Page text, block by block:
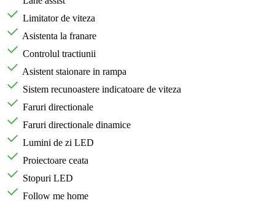
Limitator de viteza
Asistenta la franare
Controlul tractiunii
Asistent staionare in rampa
Sistem recunoastere indicatoare de viteza
Faruri directionale
Faruri directionale dinamice
Lumini de zi LED
Proiectoare ceata
Stopuri LED
Follow me home